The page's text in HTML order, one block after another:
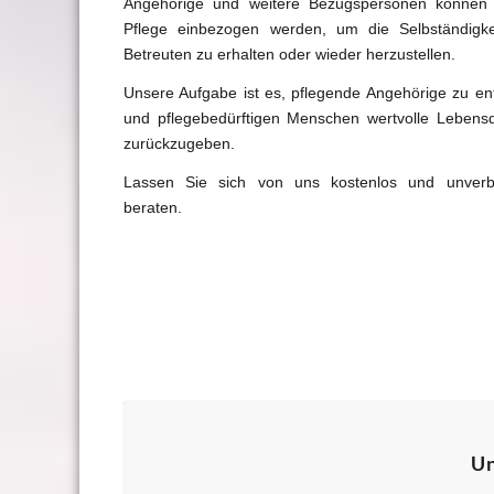
Pflege einbezogen werden, um die
Betreuten zu erhalten oder wieder herzustellen.
Unsere Aufgabe ist es, pflegende Angehörige zu
und pflegebedürftigen Menschen wertvolle
zurückzugeben.
Lassen Sie sich von uns kostenlos und
beraten.